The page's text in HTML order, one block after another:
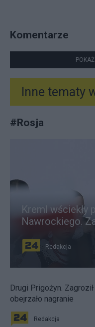
Komentarze
Inne tematy
#Rosja
Kreml wściekły
Nawrockiego.
Redakcja
Drugi Prigożyn.
obejrzało nagranie
Redakcja